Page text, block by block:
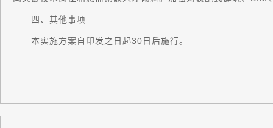
四、其他事项
本实施方案自印发之日起30日后施行。